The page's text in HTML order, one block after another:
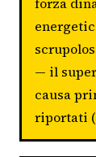
— il
causa
riportati